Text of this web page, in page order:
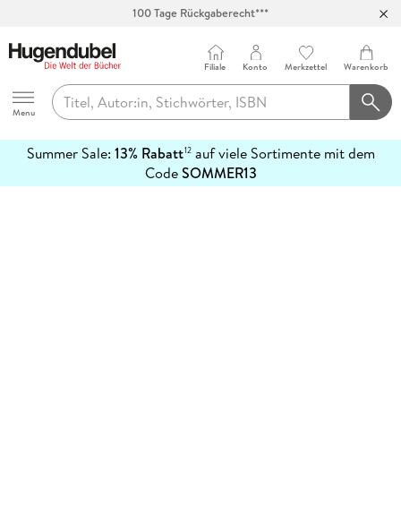
100 Tage Rückgaberecht***
Hugendubel
Menu
Filiale Konto Merkzettel Warenkorb
Summer Sale: 13% Rabatt12auf viele Sortimente mit dem
CodeSOMMER13
erfahren